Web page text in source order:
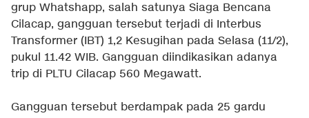
grup Whatshapp, salah satunya Siaga Bencana
Cilacap, gangguan tersebut terjadi di Interbus
Transformer (IBT) 1,2 Kesugihan pada Selasa (11/2),
pukul 11.42 WIB. Gangguan diindikasikan adanya
trip di PLTU Cilacap 560 Megawatt.
Gangguan tersebut berdampak pada 25 gardu